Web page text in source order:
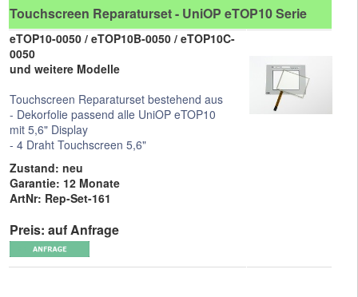
Touchscreen Reparaturset - UniOP eTOP10 Serie
eTOP10-0050 / eTOP10B-0050 / eTOP10C-
0050
und weitere Modelle
Touchscreen Reparaturset bestehend aus
- Dekorfolie passend alle UniOP eTOP10
mit 5,6" Display
- 4 Draht Touchscreen 5,6"
Zustand: neu
Garantie: 12 Monate
ArtNr: Rep-Set-161
Preis: auf Anfrage